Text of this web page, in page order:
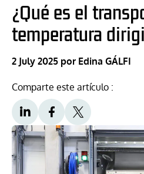
¿Qué es el
temperatura
2 July 2025 por Edina GÁLFI
Comparte este artículo :